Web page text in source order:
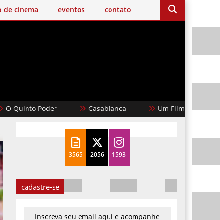
de cinema eventos contato
Poder Casablanca Um Filme Minecraft
3565 2056 1593
cadastre-se
Inscreva seu email aqui e acompanhe